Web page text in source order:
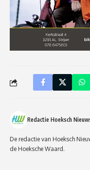
Redactie Hoeksch
De redactie van Hoeksch
de Hoeksche Waard.